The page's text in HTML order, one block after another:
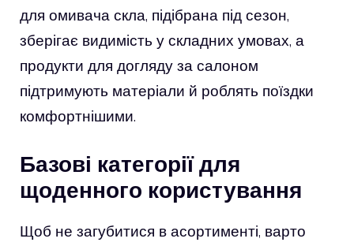
для омивача скла, підібрана під сезон,
зберігає видимість у складних умовах, а
продукти для догляду за салоном
підтримують матеріали й роблять поїздки
комфортнішими.
Базові категорії для
щоденного користування
Щоб не загубитися в асортименті, варто